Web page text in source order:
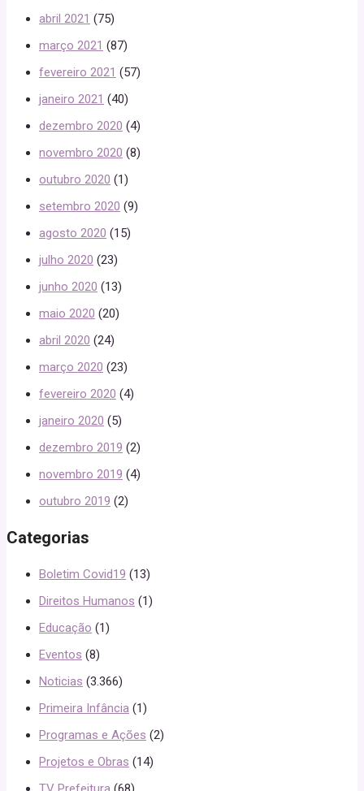
abril 2021 (75)
março 2021 (87)
fevereiro 2021 (57)
janeiro 2021 (40)
dezembro 2020 (4)
novembro 2020 (8)
outubro 2020 (1)
setembro 2020 (9)
agosto 2020 (15)
julho 2020 (23)
junho 2020 (13)
maio 2020 (20)
abril 2020 (24)
março 2020 (23)
fevereiro 2020 (4)
janeiro 2020 (5)
dezembro 2019 (2)
novembro 2019 (4)
outubro 2019 (2)
Categorias
Boletim Covid19 (13)
Direitos Humanos (1)
Educação (1)
Eventos (8)
Noticias (3.366)
Primeira Infância (1)
Programas e Ações (2)
Projetos e Obras (14)